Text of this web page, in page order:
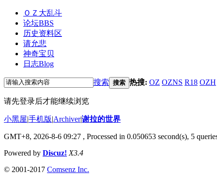
ＯＺ大乱斗
论坛BBS
历史资料区
请允悲
神奇宝贝
日志Blog
搜索 搜索 热搜: OZ OZNS R18 OZH
请先登录后才能继续浏览
小黑屋|手机版|Archiver|谢拉的世界
GMT+8, 2026-8-6 09:27 , Processed in 0.050653 second(s), 5
Powered by Discuz! X3.4
© 2001-2017 Comsenz Inc.